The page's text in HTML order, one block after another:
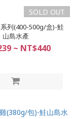
SOLD OUT
列(400-500g/盒)-鮭
山島水產
~ NT$440